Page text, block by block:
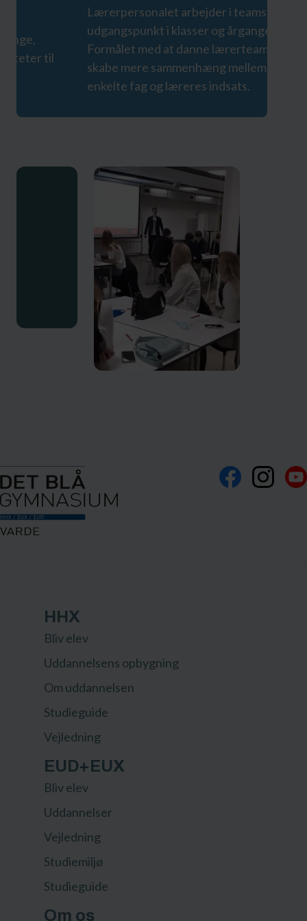
Lærerpersonalet arbejder i teams med
udgangspunkt i klasser og årgange.
Formålet med at danne lærerteams er at
skabe mere sammenhæng mellem de
enkelte fag og læreres indsats.
HHX
Bliv elev
Uddannelsens opbygning
Om uddannelsen
Studieguide
Vejledning
EUD+EUX
Bliv elev
Uddannelser
Vejledning
Studiemiljø
Studieguide
Om os